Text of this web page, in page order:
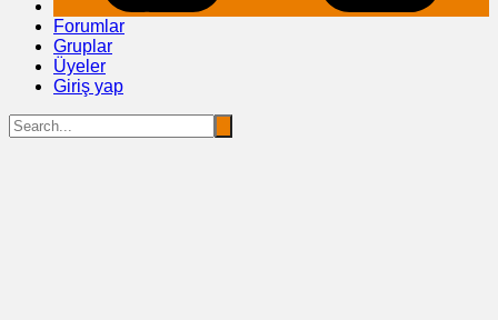
Forumlar
Gruplar
Üyeler
Giriş yap